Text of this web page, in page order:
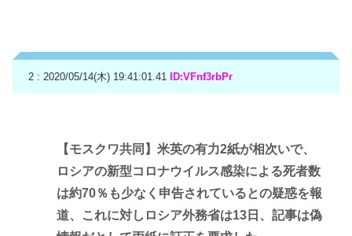
2 : 2020/05/14(木) 19:41:01.41 ID:VFnf3rbPr
【モスクワ共同】米英の有力2紙が相次いで、
ロシアの新型コロナウイルス感染による死者数
は約70％も少なく申告されているとの疑惑を報
道、これに対しロシア外務省は13日、記事は偽